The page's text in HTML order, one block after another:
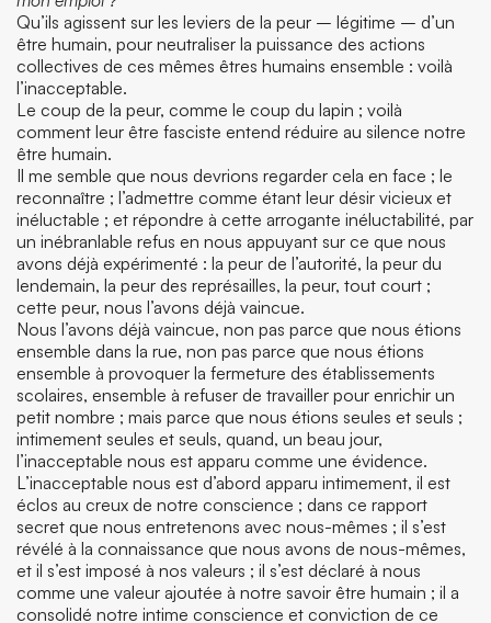
Qu’ils agissent sur les leviers de la peur – légitime – d’un
être humain, pour neutraliser la puissance des actions
collectives de ces mêmes êtres humains ensemble : voilà
l’inacceptable.
Le coup de la peur, comme le coup du lapin ; voilà
comment leur être fasciste entend réduire au silence notre
être humain.
Il me semble que nous devrions regarder cela en face ; le
reconnaître ; l’admettre comme étant leur désir vicieux et
inéluctable ; et répondre à cette arrogante inéluctabilité, par
un inébranlable refus en nous appuyant sur ce que nous
avons déjà expérimenté : la peur de l’autorité, la peur du
lendemain, la peur des représailles, la peur, tout court ;
cette peur, nous l’avons déjà vaincue.
Nous l’avons déjà vaincue, non pas parce que nous étions
ensemble dans la rue, non pas parce que nous étions
ensemble à provoquer la fermeture des établissements
scolaires, ensemble à refuser de travailler pour enrichir un
petit nombre ; mais parce que nous étions seules et seuls ;
intimement seules et seuls, quand, un beau jour,
l’inacceptable nous est apparu comme une évidence.
L’inacceptable nous est d’abord apparu intimement, il est
éclos au creux de notre conscience ; dans ce rapport
secret que nous entretenons avec nous-mêmes ; il s’est
révélé à la connaissance que nous avons de nous-mêmes,
et il s’est imposé à nos valeurs ; il s’est déclaré à nous
comme une valeur ajoutée à notre savoir être humain ; il a
consolidé notre intime conscience et conviction de ce